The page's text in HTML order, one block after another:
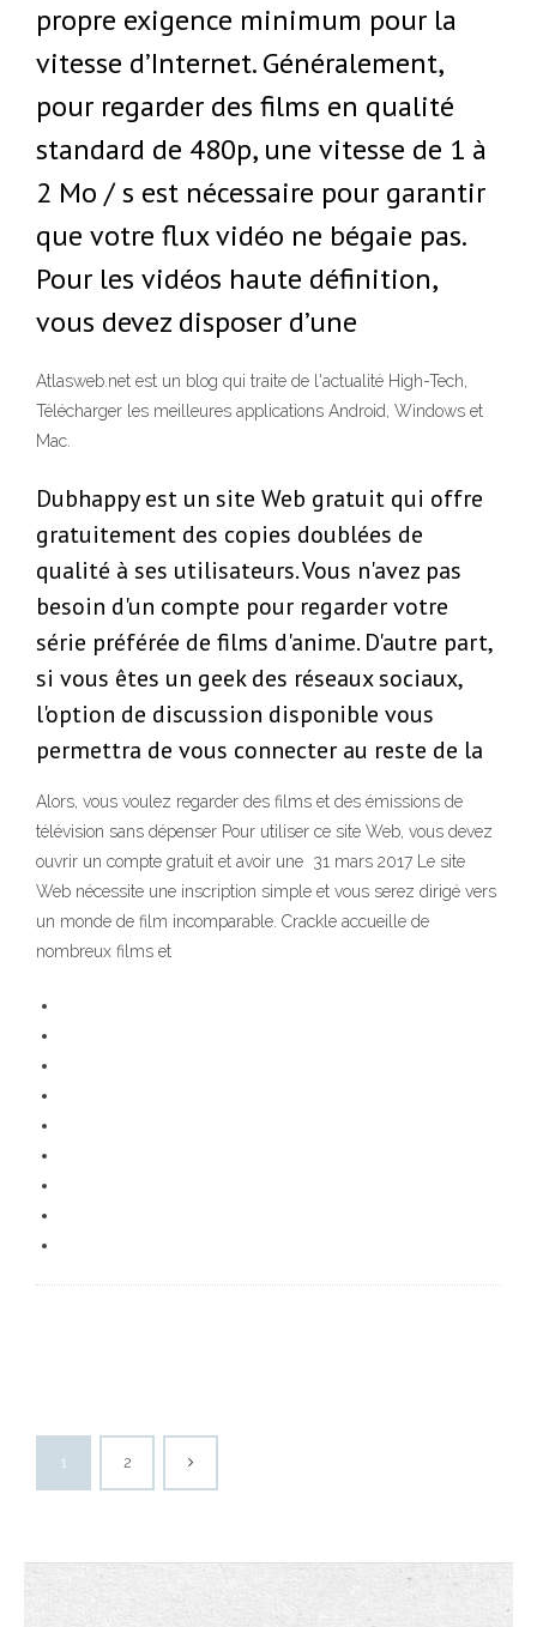
propre exigence minimum pour la
vitesse d’Internet. Généralement,
pour regarder des films en qualité
standard de 480p, une vitesse de 1 à
2 Mo / s est nécessaire pour garantir
que votre flux vidéo ne bégaie pas.
Pour les vidéos haute définition,
vous devez disposer d’une
Atlasweb.net est un blog qui traite de l'actualité High-Tech,
Télécharger les meilleures applications Android, Windows et
Mac.
Dubhappy est un site Web gratuit qui offre
gratuitement des copies doublées de
qualité à ses utilisateurs. Vous n'avez pas
besoin d'un compte pour regarder votre
série préférée de films d'anime. D'autre part,
si vous êtes un geek des réseaux sociaux,
l'option de discussion disponible vous
permettra de vous connecter au reste de la
Alors, vous voulez regarder des films et des émissions de
télévision sans dépenser Pour utiliser ce site Web, vous devez
ouvrir un compte gratuit et avoir une 31 mars 2017 Le site
Web nécessite une inscription simple et vous serez dirigé vers
un monde de film incomparable. Crackle accueille de
nombreux films et
1 2